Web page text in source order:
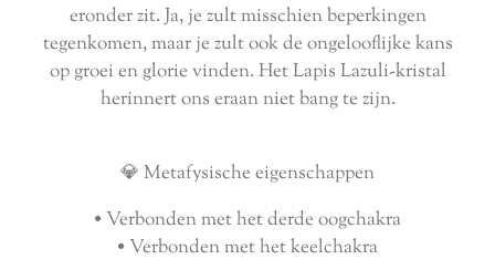
eronder zit. Ja, je zult misschien beperkingen
tegenkomen, maar je zult ook de ongelooflijke kans
op groei en glorie vinden. Het Lapis Lazuli-kristal
herinnert ons eraan niet bang te zijn.
💎 Metafysische eigenschappen
• Verbonden met het derde oogchakra
• Verbonden met het keelchakra